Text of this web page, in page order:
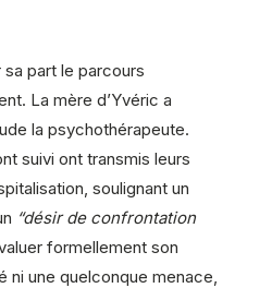
part le parcours
La mère d’Yvéric a
la psychothérapeute.
suivi ont transmis leurs
soulignant un
“désir de confrontation
formellement son
ni une quelconque menace,